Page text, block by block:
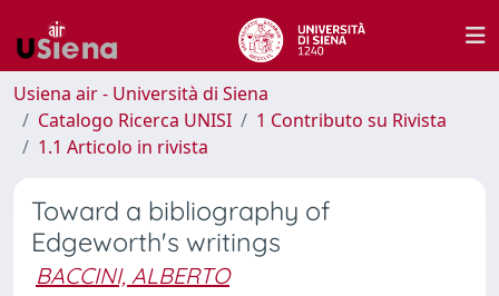
Usiena air - Università di Siena
Catalogo Ricerca UNISI
1 Contributo su Rivista
1.1 Articolo in rivista
Toward a bibliography of
Edgeworth's writings
BACCINI, ALBERTO